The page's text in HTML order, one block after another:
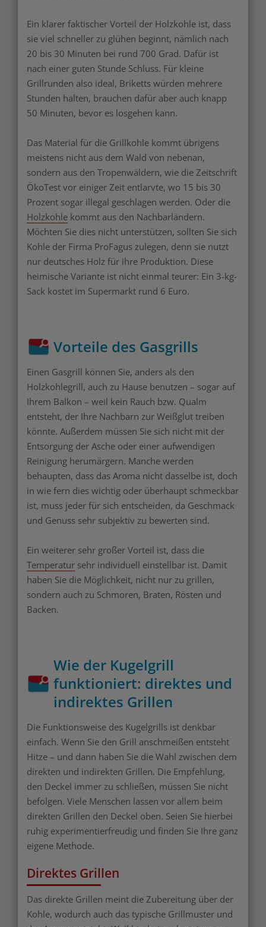
Ein klarer faktischer Vorteil der Holzkohle ist, dass
sie viel schneller zu glühen beginnt, nämlich nach
20 bis 30 Minuten bei rund 700 Grad. Dafür ist
nach einer guten Stunde Schluss. Für kleine
Grillrunden also ideal, Briketts würden mehrere
Stunden halten, brauchen dafür aber auch knapp
50 Minuten, bevor es losgehen kann.
Das Material für die Grillkohle kommt übrigens
meistens nicht aus dem Wald von nebenan,
sondern aus den Tropenwäldern, wie die Zeitschrift
ÖkoTest vor einiger Zeit entlarvte, wo 15 bis 30
Prozent sogar illegal geschlagen werden. Oder die
Holzkohle kommt aus den Nachbarländern.
Möchten Sie dies nicht unterstützen, sollten Sie sich
Kohle der Firma ProFagus zulegen, denn sie nutzt
nur deutsches Holz für ihre Produktion. Diese
heimische Variante ist nicht einmal teurer: Ein 3-kg-
Sack kostet im Supermarkt rund 6 Euro.
Vorteile des Gasgrills
Einen Gasgrill können Sie, anders als den
Holzkohlegrill, auch zu Hause benutzen – sogar auf
Ihrem Balkon – weil kein Rauch bzw. Qualm
entsteht, der Ihre Nachbarn zur Weißglut treiben
könnte. Außerdem müssen Sie sich nicht mit der
Entsorgung der Asche oder einer aufwendigen
Reinigung herumärgern. Manche werden
behaupten, dass das Aroma nicht dasselbe ist, doch
in wie fern dies wichtig oder überhaupt schmeckbar
ist, muss jeder für sich entscheiden, da Geschmack
und Genuss sehr subjektiv zu bewerten sind.
Ein weiterer sehr großer Vorteil ist, dass die
Temperatur sehr individuell einstellbar ist. Damit
haben Sie die Möglichkeit, nicht nur zu grillen,
sondern auch zu Schmoren, Braten, Rösten und
Backen.
Wie der Kugelgrill
funktioniert: direktes und
indirektes Grillen
Die Funktionsweise des Kugelgrills ist denkbar
einfach. Wenn Sie den Grill anschmeißen entsteht
Hitze – und dann haben Sie die Wahl zwischen dem
direkten und indirekten Grillen. Die Empfehlung,
den Deckel immer zu schließen, müssen Sie nicht
befolgen. Viele Menschen lassen vor allem beim
direkten Grillen den Deckel oben. Seien Sie hierbei
ruhig experimentierfreudig und finden Sie Ihre ganz
eigene Methode.
Direktes Grillen
Das direkte Grillen meint die Zubereitung über der
Kohle, wodurch auch das typische Grillmuster und